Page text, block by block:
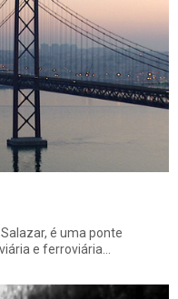
é uma ponte
e ferroviária…